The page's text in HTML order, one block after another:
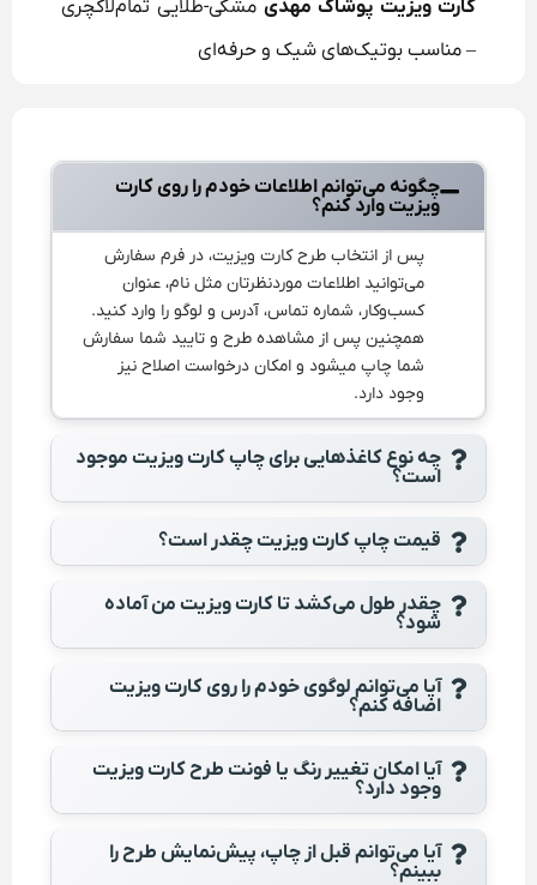
کارت ویزیت پوشاک مهدی مشکی-طلایی تمام‌لاکچری
– مناسب بوتیک‌های شیک و حرفه‌ای
چگونه می‌توانم اطلاعات خودم را روی کارت
ویزیت وارد کنم؟
پس از انتخاب طرح کارت ویزیت، در فرم سفارش
می‌توانید اطلاعات موردنظرتان مثل نام، عنوان
کسب‌وکار، شماره تماس، آدرس و لوگو را وارد کنید.
همچنین پس از مشاهده طرح و تایید شما سفارش
شما چاپ میشود و امکان درخواست اصلاح نیز
وجود دارد.
چه نوع کاغذهایی برای چاپ کارت ویزیت موجود
است؟
قیمت چاپ کارت ویزیت چقدر است؟
چقدر طول می‌کشد تا کارت ویزیت من آماده
شود؟
آیا می‌توانم لوگوی خودم را روی کارت ویزیت
اضافه کنم؟
آیا امکان تغییر رنگ یا فونت طرح کارت ویزیت
وجود دارد؟
آیا می‌توانم قبل از چاپ، پیش‌نمایش طرح را
ببینم؟